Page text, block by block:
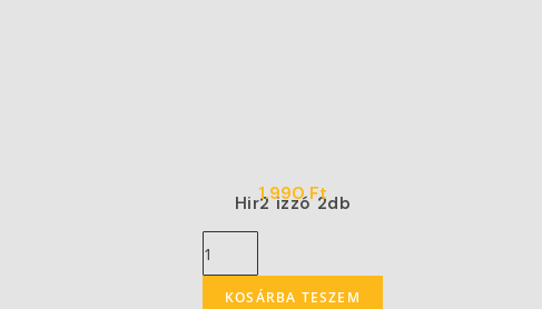
Hir2 izzó 2db
1.990Ft
KOSÁRBA TESZEM